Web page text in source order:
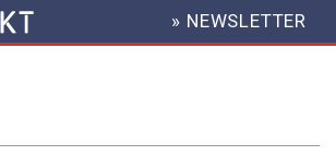
HEADER
MENU
» NEWSLETTER